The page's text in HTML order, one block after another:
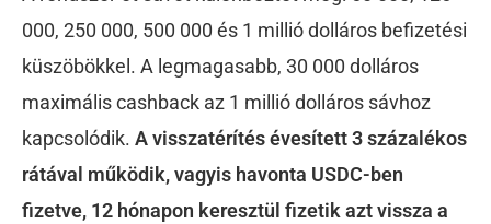
000, 250 000, 500 000 és 1 millió dolláros befizetési
küszöbökkel. A legmagasabb, 30 000 dolláros
maximális cashback az 1 millió dolláros sávhoz
kapcsolódik. A visszatérítés évesített 3 százalékos
rátával működik, vagyis havonta USDC-ben
fizetve, 12 hónapon keresztül fizetik azt vissza a